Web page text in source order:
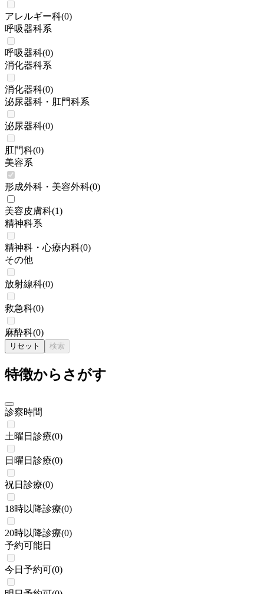
アレルギー科(0)
呼吸器科系
呼吸器科(0)
消化器科系
消化器科(0)
泌尿器科・肛門科系
泌尿器科(0)
肛門科(0)
美容系
形成外科・美容外科(0)
美容皮膚科(1)
精神科系
精神科・心療内科(0)
その他
放射線科(0)
救急科(0)
麻酔科(0)
リセット 検索
特徴からさがす
診察時間
土曜日診療(0)
日曜日診療(0)
祝日診療(0)
18時以降診療(0)
20時以降診療(0)
予約可能日
今日予約可(0)